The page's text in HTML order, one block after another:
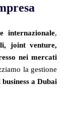
internazionale,
joint venture,
nei mercati
la gestione
business a Dubai